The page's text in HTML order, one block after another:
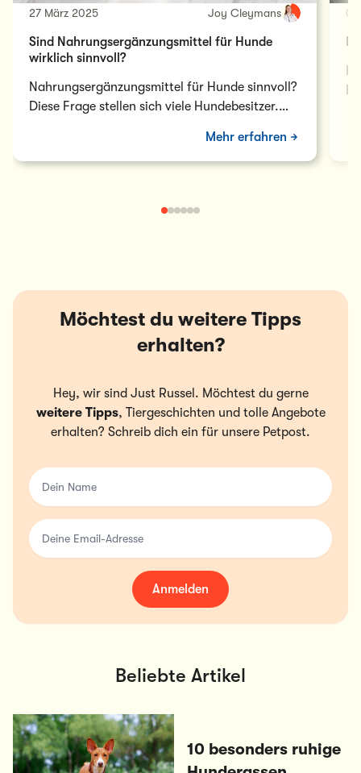
27 März 2025 Joy Cleymans
Sind Nahrungsergänzungsmittel für Hunde
wirklich sinnvoll?
Nahrungsergänzungsmittel für Hunde sinnvoll?
Diese Frage stellen sich viele Hundebesitzer.
Mehr erfahren
Möchtest du weitere Tipps
erhalten?
Hey, wir sind Just Russel. Möchtest du gerne
weitere Tipps, Tiergeschichten und tolle Angebote
erhalten? Schreib dich ein für unsere Petpost.
Dein Name
Deine Email-Adresse
Anmelden
Beliebte Artikel
10 besonders ruhige